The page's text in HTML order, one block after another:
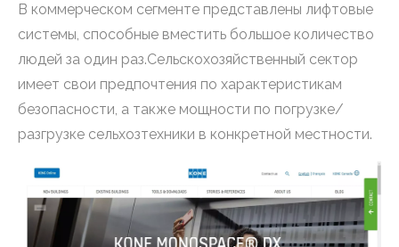
В коммерческом сегменте представлены лифтовые
системы, способные вместить большое количество
людей за один раз.Сельскохозяйственный сектор
имеет свои предпочтения по характеристикам
безопасности, а также мощности по погрузке/
разгрузке сельхозтехники в конкретной местности.